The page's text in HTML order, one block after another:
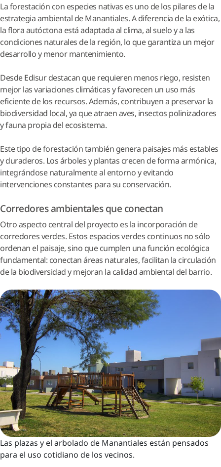
La forestación con especies nativas es uno de los pilares de la
estrategia ambiental de Manantiales. A diferencia de la exótica,
la flora autóctona está adaptada al clima, al suelo y a las
condiciones naturales de la región, lo que garantiza un mejor
desarrollo y menor mantenimiento.
Desde Edisur destacan que requieren menos riego, resisten
mejor las variaciones climáticas y favorecen un uso más
eficiente de los recursos. Además, contribuyen a preservar la
biodiversidad local, ya que atraen aves, insectos polinizadores
y fauna propia del ecosistema.
Este tipo de forestación también genera paisajes más estables
y duraderos. Los árboles y plantas crecen de forma armónica,
integrándose naturalmente al entorno y evitando
intervenciones constantes para su conservación.
Corredores ambientales que conectan
Otro aspecto central del proyecto es la incorporación de
corredores verdes. Estos espacios verdes continuos no sólo
ordenan el paisaje, sino que cumplen una función ecológica
fundamental: conectan áreas naturales, facilitan la circulación
de la biodiversidad y mejoran la calidad ambiental del barrio.
Las plazas y el arbolado de Manantiales están pensados
para el uso cotidiano de los vecinos.